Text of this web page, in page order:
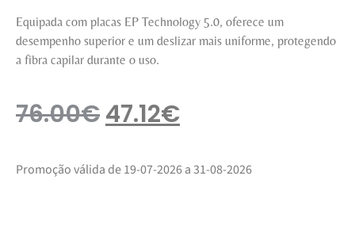
Equipada com placas EP Technology 5.0, oferece um
desempenho superior e um deslizar mais uniforme, protegendo
a fibra capilar durante o uso.
76.00€47.12€
Promoção válida de 19-07-2026 a 31-08-2026